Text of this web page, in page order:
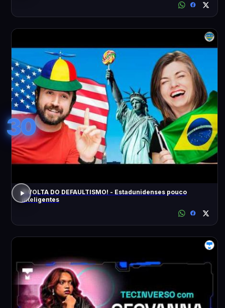
30
A VOLTA DO DEFAULTISMO! - Estadunidenses pouco
inteligentes